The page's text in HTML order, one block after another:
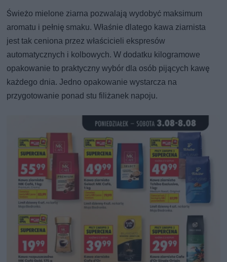
Świeżo mielone ziarna pozwalają wydobyć maksimum
aromatu i pełnię smaku. Właśnie dlatego kawa ziarnista
jest tak ceniona przez właścicieli ekspresów
automatycznych i kolbowych. W dodatku kilogramowe
opakowanie to praktyczny wybór dla osób pijących kawę
każdego dnia. Jedno opakowanie wystarcza na
przygotowanie ponad stu filiżanek napoju.